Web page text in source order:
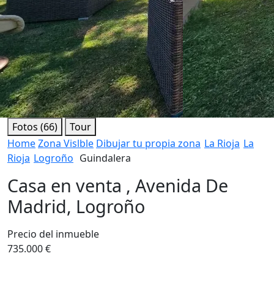
Fotos (66)
Tour
HomeZona Vislble Dibujar tu propia zona La Rioja La
Rioja Logroño Guindalera
Casa en venta , Avenida De
Madrid, Logroño
Precio del inmueble
735.000 €